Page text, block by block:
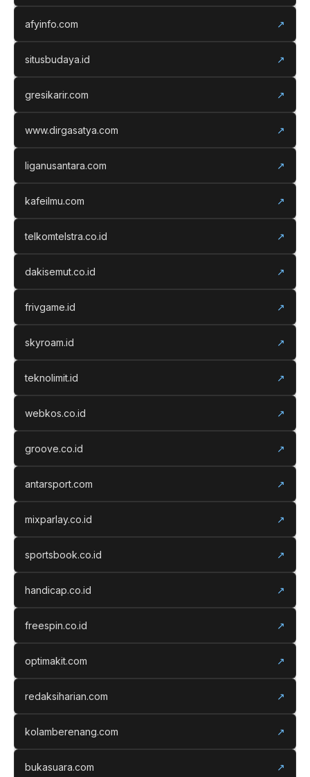
afyinfo.com ↗
situsbudaya.id ↗
gresikarir.com ↗
www.dirgasatya.com ↗
liganusantara.com ↗
kafeilmu.com ↗
telkomtelstra.co.id ↗
dakisemut.co.id ↗
frivgame.id ↗
skyroam.id ↗
teknolimit.id ↗
webkos.co.id ↗
groove.co.id ↗
antarsport.com ↗
mixparlay.co.id ↗
sportsbook.co.id ↗
handicap.co.id ↗
freespin.co.id ↗
optimakit.com ↗
redaksiharian.com ↗
kolamberenang.com ↗
bukasuara.com ↗